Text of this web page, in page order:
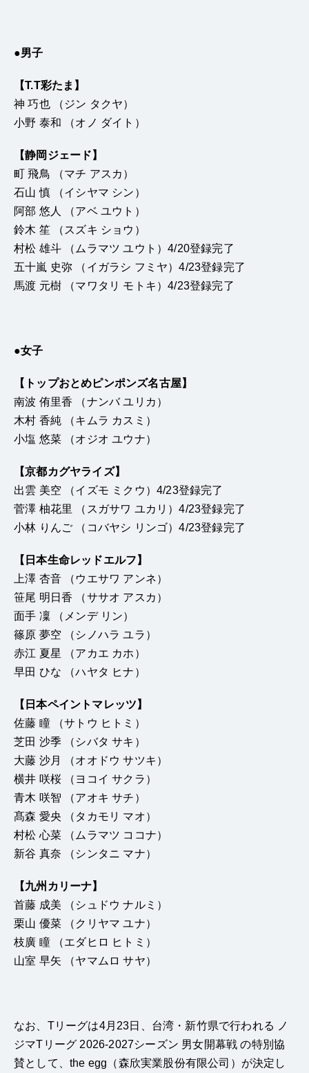
●男子
【T.T彩たま】
神 巧也 （ジン タクヤ）
小野 泰和 （オノ ダイト）
【静岡ジェード】
町 飛鳥 （マチ アスカ）
石山 慎 （イシヤマ シン）
阿部 悠人 （アベ ユウト）
鈴木 笙 （スズキ ショウ）
村松 雄斗 （ムラマツ ユウト）4/20登録完了
五十嵐 史弥 （イガラシ フミヤ）4/23登録完了
馬渡 元樹 （マワタリ モトキ）4/23登録完了
●女子
【トップおとめピンポンズ名古屋】
南波 侑里香 （ナンバ ユリカ）
木村 香純 （キムラ カスミ）
小塩 悠菜 （オジオ ユウナ）
【京都カグヤライズ】
出雲 美空 （イズモ ミクウ）4/23登録完了
菅澤 柚花里 （スガサワ ユカリ）4/23登録完了
小林 りんご （コバヤシ リンゴ）4/23登録完了
【日本生命レッドエルフ】
上澤 杏音 （ウエサワ アンネ）
笹尾 明日香 （ササオ アスカ）
面手 凜 （メンデ リン）
篠原 夢空 （シノハラ ユラ）
赤江 夏星 （アカエ カホ）
早田 ひな （ハヤタ ヒナ）
【日本ペイントマレッツ】
佐藤 瞳 （サトウ ヒトミ）
芝田 沙季 （シバタ サキ）
大藤 沙月 （オオドウ サツキ）
横井 咲桜 （ヨコイ サクラ）
青木 咲智 （アオキ サチ）
髙森 愛央 （タカモリ マオ）
村松 心菜 （ムラマツ ココナ）
新谷 真奈 （シンタニ マナ）
【九州カリーナ】
首藤 成美 （シュドウ ナルミ）
栗山 優菜 （クリヤマ ユナ）
枝廣 瞳 （エダヒロ ヒトミ）
山室 早矢 （ヤマムロ サヤ）
なお、Tリーグは4月23日、台湾・新竹県で行われる ノ
ジマTリーグ 2026-2027シーズン 男女開幕戦 の特別協
賛として、the egg（森欣実業股份有限公司）が決定し